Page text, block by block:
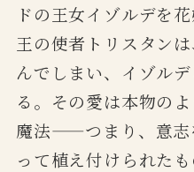
ドの王女イゾルデを
王の使者トリスタン
んでしまい、イゾル
る。その愛は本物の
魔法——つまり、意志
って植え付けられたも